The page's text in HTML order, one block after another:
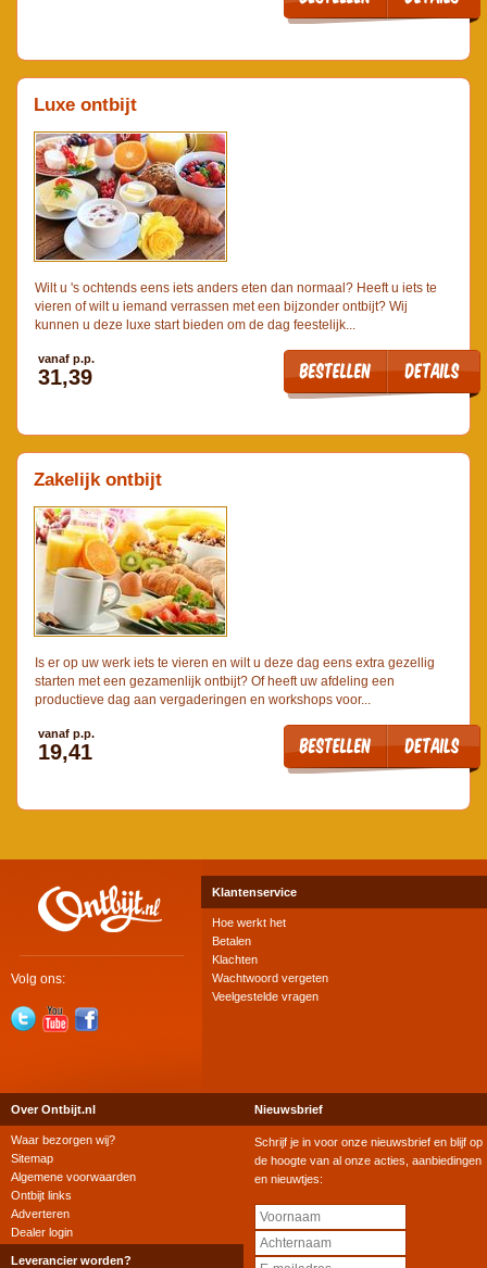
Luxe ontbijt
Wilt u 's ochtends eens iets anders eten dan normaal? Heeft u iets te
vieren of wilt u iemand verrassen met een bijzonder ontbijt? Wij
kunnen u deze luxe start bieden om de dag feestelijk...
vanaf p.p.
31,39
Zakelijk ontbijt
Is er op uw werk iets te vieren en wilt u deze dag eens extra gezellig
starten met een gezamenlijk ontbijt? Of heeft uw afdeling een
productieve dag aan vergaderingen en workshops voor...
vanaf p.p.
19,41
Volg ons:
Klantenservice
Hoe werkt het
Betalen
Klachten
Wachtwoord vergeten
Veelgestelde vragen
Over Ontbijt.nl
Waar bezorgen wij?
Sitemap
Algemene voorwaarden
Ontbijt links
Adverteren
Dealer login
Leverancier worden?
Nieuwsbrief
Schrijf je in voor onze nieuwsbrief en blijf op
de hoogte van al onze acties, aanbiedingen
en nieuwtjes: